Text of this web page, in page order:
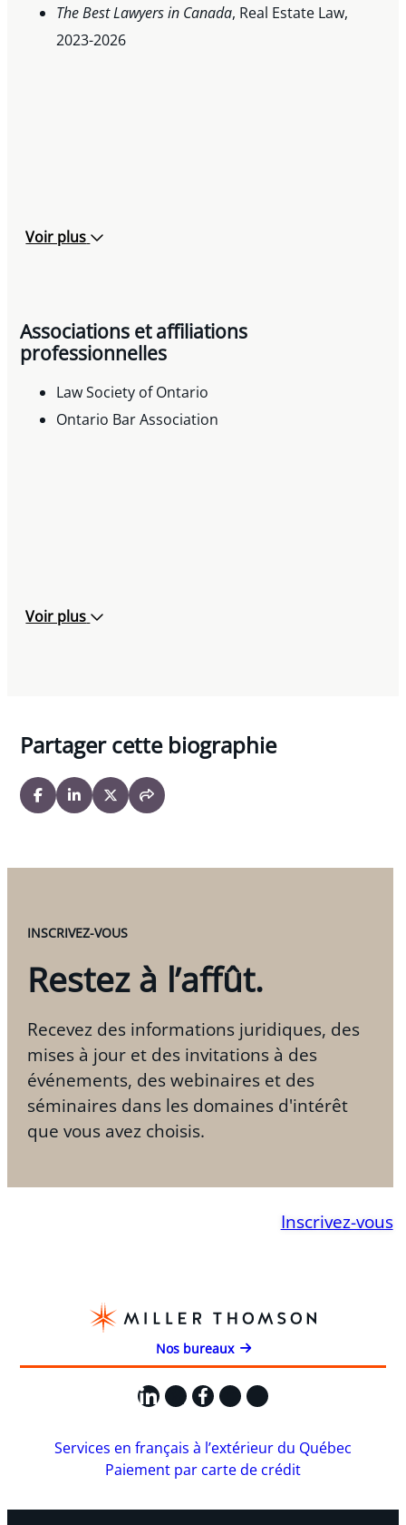
The Best Lawyers in Canada, Real Estate Law,
2023-2026
Voir plus
Associations et affiliations
professionnelles
Law Society of Ontario
Ontario Bar Association
Voir plus
Partager cette biographie
INSCRIVEZ-VOUS
Restez à l’affût.
Recevez des informations juridiques, des
mises à jour et des invitations à des
événements, des webinaires et des
séminaires dans les domaines d'intérêt
que vous avez choisis.
Inscrivez-vous
Nos bureaux
LinkedIn
X Facebook
Instagram
YouTube
Services en français à l’extérieur du Québec
Paiement par carte de crédit